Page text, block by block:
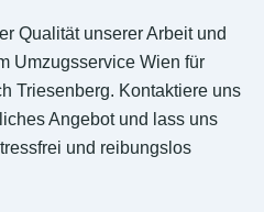
Qualität unserer Arbeit und
Umzugsservice Wien für
Triesenberg. Kontaktiere uns
Angebot und lass uns
und reibungslos